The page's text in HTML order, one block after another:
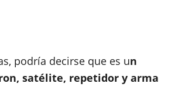
podría decirse que es un
satélite, repetidor y arma